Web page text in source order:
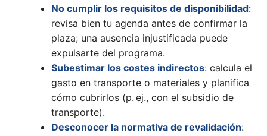
No cumplir los requisitos de disponibilidad:
revisa bien tu agenda antes de confirmar la
plaza; una ausencia injustificada puede
expulsarte del programa.
Subestimar los costes indirectos: calcula el
gasto en transporte o materiales y planifica
cómo cubrirlos (p. ej., con el subsidio de
transporte).
Desconocer la normativa de revalidación: